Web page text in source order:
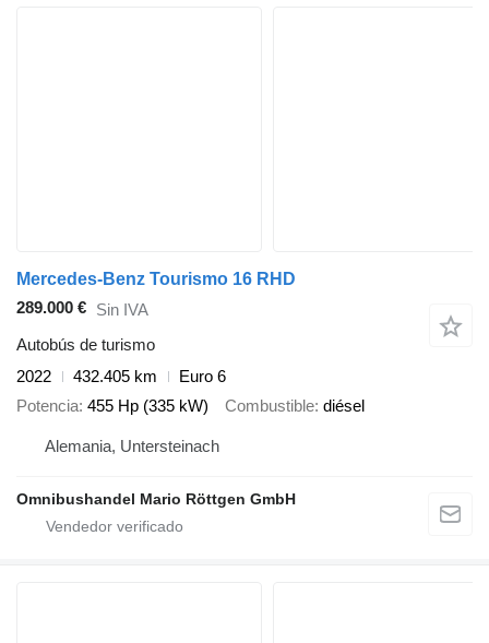
Mercedes-Benz Tourismo 16 RHD
289.000 € Sin IVA
Autobús de turismo
2022
432.405 km
Euro 6
Potencia 455 Hp (335 kW) Combustible diésel
Alemania, Untersteinach
Omnibushandel Mario Röttgen GmbH